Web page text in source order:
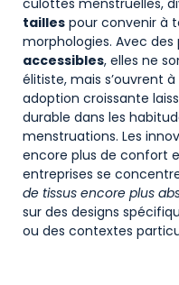
culottes menstruelles,
tailles pour convenir à
morphologies. Avec des
accessibles, elles ne
élitiste, mais s’ouvrent
adoption croissante
durable dans les
menstruations. Les
encore plus de confort
entreprises se
de tissus encore plus
sur des designs
ou des contextes